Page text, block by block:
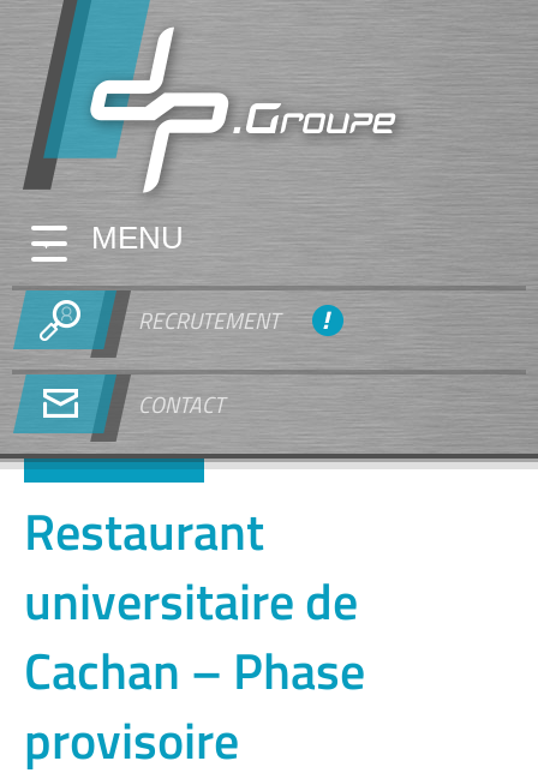
MENU
RECRUTEMENT
CONTACT
Restaurant
universitaire de
Cachan – Phase
provisoire